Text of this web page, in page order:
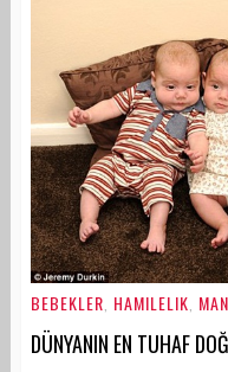
BEBEKLER HAMILELIK
DÜNYANIN EN TUHAF